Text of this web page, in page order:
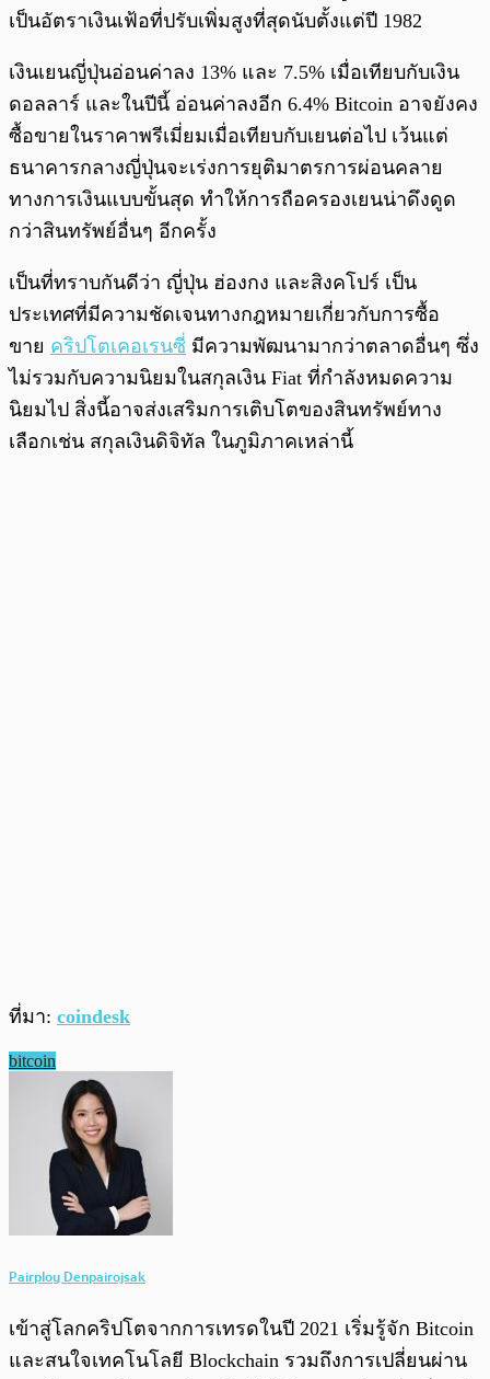
เป็นอัตราเงินเฟ้อที่ปรับเพิ่มสูงที่สุดนับตั้งแต่ปี 1982
เงินเยนญี่ปุ่นอ่อนค่าลง 13% และ 7.5% เมื่อเทียบกับเงิน
ดอลลาร์ และในปีนี้ อ่อนค่าลงอีก 6.4% Bitcoin อาจยังคง
ซื้อขายในราคาพรีเมี่ยมเมื่อเทียบกับเยนต่อไป เว้นแต่
ธนาคารกลางญี่ปุ่นจะเร่งการยุติมาตรการผ่อนคลาย
ทางการเงินแบบขั้นสุด ทำให้การถือครองเยนน่าดึงดูด
กว่าสินทรัพย์อื่นๆ อีกครั้ง
เป็นที่ทราบกันดีว่า ญี่ปุ่น ฮ่องกง และสิงคโปร์ เป็น
ประเทศที่มีความชัดเจนทางกฎหมายเกี่ยวกับการซื้อ
ขาย คริปโตเคอเรนซี่ มีความพัฒนามากว่าตลาดอื่นๆ ซึ่ง
ไม่รวมกับความนิยมในสกุลเงิน Fiat ที่กำลังหมดความ
นิยมไป สิ่งนี้อาจส่งเสริมการเติบโตของสินทรัพย์ทาง
เลือกเช่น สกุลเงินดิจิทัล ในภูมิภาคเหล่านี้
ที่มา: coindesk
bitcoin
Pairploy Denpairojsak
เข้าสู่โลกคริปโตจากการเทรดในปี 2021 เริ่มรู้จัก Bitcoin
และสนใจเทคโนโลยี Blockchain รวมถึงการเปลี่ยนผ่าน